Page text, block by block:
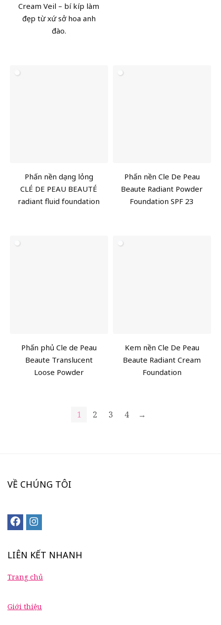
Cream Veil – bí kíp làm
đẹp từ xứ sở hoa anh
đào.
Phấn nền dạng lỏng
CLÉ DE PEAU BEAUTÉ
radiant fluid foundation
Phấn nền Cle De Peau
Beaute Radiant Powder
Foundation SPF 23
Phấn phủ Cle de Peau
Beaute Translucent
Loose Powder
Kem nền Cle De Peau
Beaute Radiant Cream
Foundation
1 2 3 4 →
VỀ CHÚNG TÔI
LIÊN KẾT NHANH
Trang chủ
Giới thiệu